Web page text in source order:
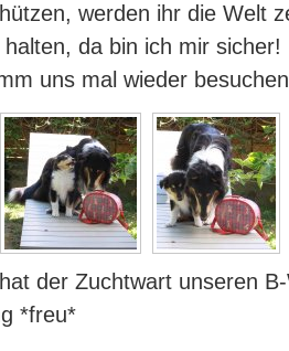
werden ihr die Welt
halten, da bin ich mir
uns mal wieder
der Zuchtwart unseren
*freu*